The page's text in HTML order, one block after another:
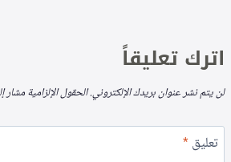
اترك تعليقاً
لن يتم نشر عنوان بريدك الإلكتروني.الحقول الإلزامية مشار
تعليق*